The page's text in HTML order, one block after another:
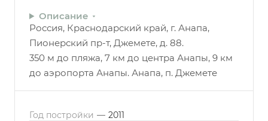
Описание
Россия, Краснодарский край, г. Анапа,
Пионерский пр-т, Джемете, д. 88.
350 м до пляжа, 7 км до центра Анапы, 9 км
до аэропорта Анапы. Анапа, п. Джемете
Год постройки — 2011